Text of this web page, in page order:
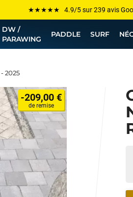
Les plus grandes marques sont
Jusqu’à -75% de remise sur le
💰 Meilleur prix garanti — Moins
DW /
PARAWING
PADDLE SURF
2025
-209,00 €
de remise